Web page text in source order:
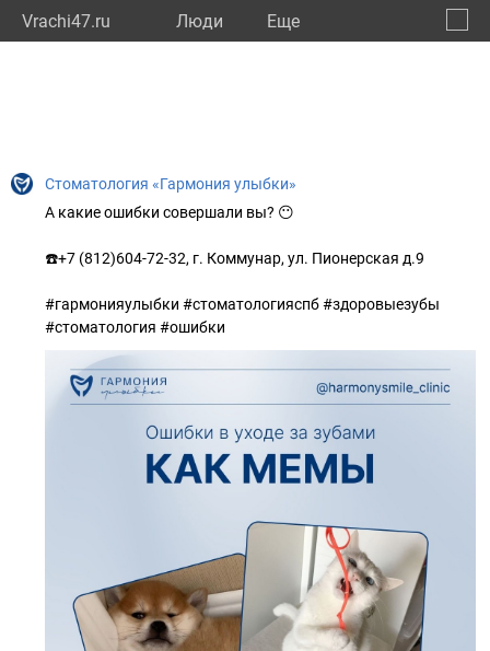
Vrachi47.ru Люди Eще
Стоматология «Гармония улыбки»
А какие ошибки совершали вы? 😶
☎️+7 (812)604-72-32, г. Коммунар, ул. Пионерская д.9
#гармонияулыбки #стоматологияспб #здоровыезубы
#стоматология #ошибки